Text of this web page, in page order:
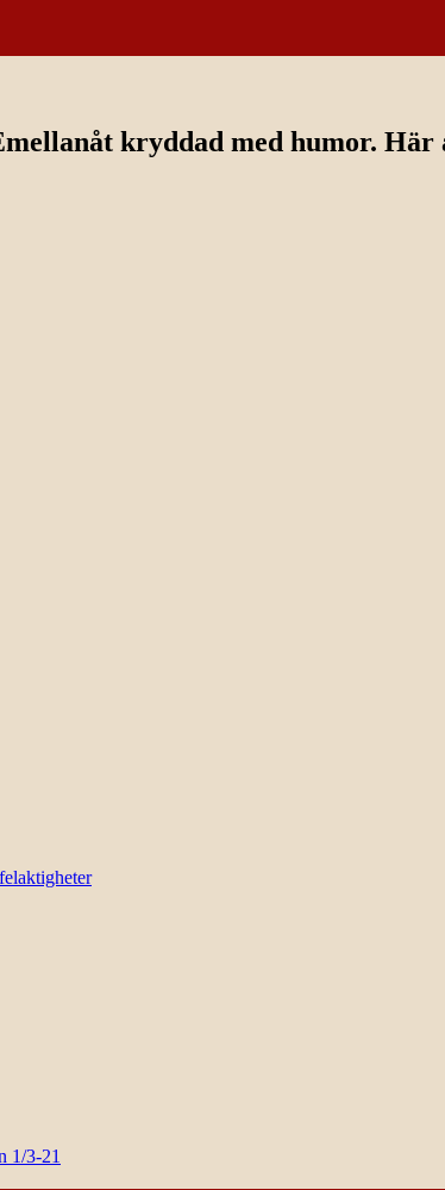
kryddad med humor. Här
1/3-21